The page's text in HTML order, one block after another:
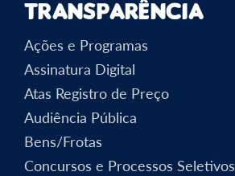
Transparência
Ações e Programas
Assinatura Digital
Atas Registro de Preço
Audiência Pública
Bens/Frotas
Concursos e Processos Seletivos